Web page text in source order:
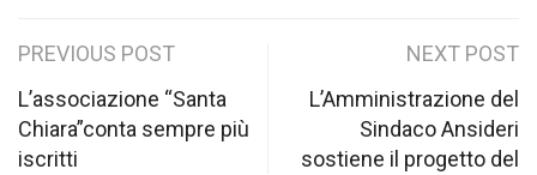
Post
navigation
PREVIOUS POST
L’associazione “Santa
Chiara”conta sempre più
iscritti
NEXT POST
L’Amministrazione del
Sindaco Ansideri
sostiene il progetto del